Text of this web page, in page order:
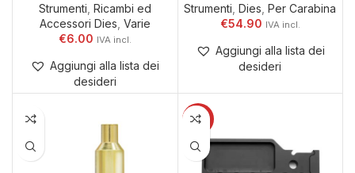
Strumenti Ricambi ed
Accessori Dies Varie
€6.00
Aggiungi alla lista dei
desideri
Strumenti ,Dies ,Per Carabina
€54.90
Aggiungi alla lista dei
desideri
-5%